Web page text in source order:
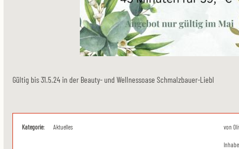
Gültig bis 31.5.24 in der Beauty- und Wellnessoase Schmalzbauer-Liebl
Kategorie: Aktuelles von